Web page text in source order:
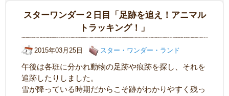
スターワンダー２日目「足跡を追え！アニマル
トラッキング！」
2015年03月25日 スター・ワンダー・ランド
午後は各班に分かれ動物の足跡や痕跡を探し、それを
追跡したりしました。
雪が降っている時期だからこそ跡がわかりやすく残っ